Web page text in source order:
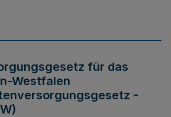
für das
Westfalen
-